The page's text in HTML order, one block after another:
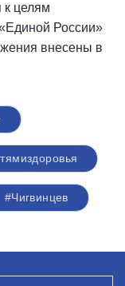
к целям
России»
внесены в
#Чигвинцев